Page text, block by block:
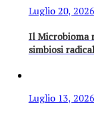
Luglio 20, 2026
Il Microbioma
simbiosi
Luglio 13, 2026